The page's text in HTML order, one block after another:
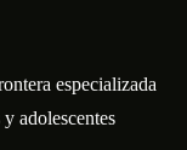
especializada
adolescentes